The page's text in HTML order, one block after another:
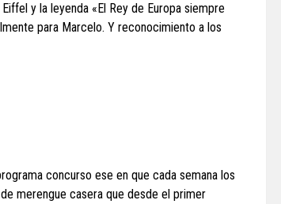
y la leyenda «El Rey de Europa siempre
para Marcelo. Y reconocimiento a los
concurso ese en que cada semana los
merengue casera que desde el primer